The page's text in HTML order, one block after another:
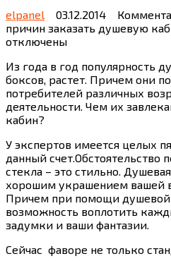
elpanel 03.12.2014
причин заказать душевую
отключены
Из года в год популярность
боксов, растет. Причем они
потребителей различных
деятельности. Чем их
кабин?
У экспертов имеется целых
данный счет.Обстоятельство
стекла – это стильно.
хорошим украшением вашей
Причем при помощи душевой
возможность воплотить
задумки и ваши фантазии.
Сейчас фаворе не только